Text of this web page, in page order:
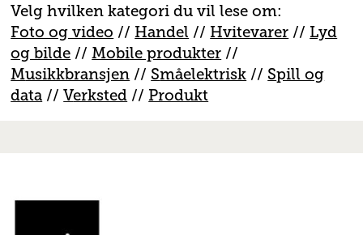
Velg hvilken kategori du vil lese om:
Foto og video // Handel // Hvitevarer // Lyd
og bilde //Mobile produkter //
Musikkbransjen // Småelektrisk // Spill og
data //Verksted // Produkt